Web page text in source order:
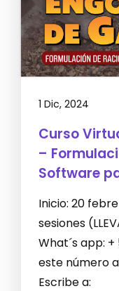
1 Dic, 2024
Curso
–
Software
Inicio: 20
sesiones
What´s app:
este número
Escribe a: